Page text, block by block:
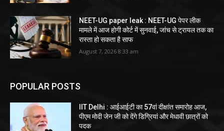
NEET-UG paper leak : NEET-UG पेपर लीक
मामले में आज होगी कोर्ट में सुनवाई, जांच से ट्रायल तक का
रास्ता हो सकता है साफ
August 7, 2026 8:33 am
POPULAR POSTS
IIT Delhi : आईआईटी का 57वां दीक्षांत समारोह आज,
पीएम मोदी जेन जी को देंगे डिग्रियां और मेधावी छात्रों को
पदक